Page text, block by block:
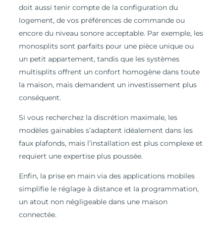
doit aussi tenir compte de la configuration du
logement, de vos préférences de commande ou
encore du niveau sonore acceptable. Par exemple, les
monosplits sont parfaits pour une pièce unique ou
un petit appartement, tandis que les systèmes
multisplits offrent un confort homogène dans toute
la maison, mais demandent un investissement plus
conséquent.
Si vous recherchez la discrétion maximale, les
modèles gainables s’adaptent idéalement dans les
faux plafonds, mais l’installation est plus complexe et
requiert une expertise plus poussée.
Enfin, la prise en main via des applications mobiles
simplifie le réglage à distance et la programmation,
un atout non négligeable dans une maison
connectée.